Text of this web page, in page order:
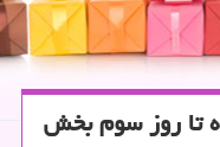
تا روز سوم بخش